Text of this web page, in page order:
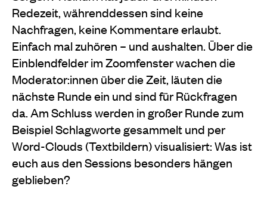
Redezeit, währenddessen sind keine
Nachfragen, keine Kommentare erlaubt.
Einfach mal zuhören – und aushalten. Über die
Einblendfelder im Zoomfenster wachen die
Moderator:innen über die Zeit, läuten die
nächste Runde ein und sind für Rückfragen
da. Am Schluss werden in großer Runde zum
Beispiel Schlagworte gesammelt und per
Word-Clouds (Textbildern) visualisiert: Was ist
euch aus den Sessions besonders hängen
geblieben?